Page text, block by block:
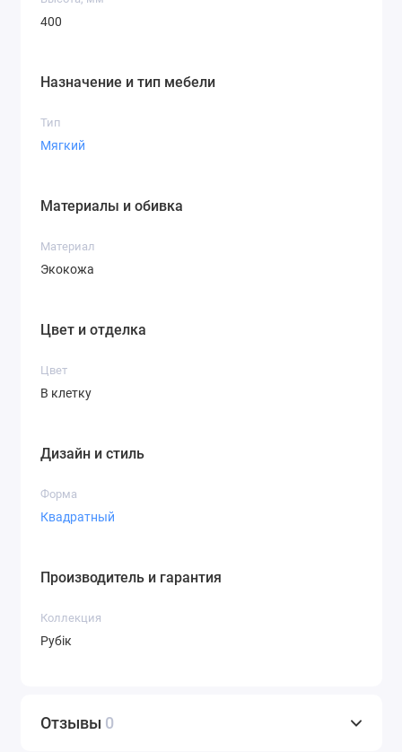
400
Назначение и тип мебели
Тип
Мягкий
Материалы и обивка
Материал
Экокожа
Цвет и отделка
Цвет
В клетку
Дизайн и стиль
Форма
Квадратный
Производитель и гарантия
Коллекция
Рубік
Отзывы 0